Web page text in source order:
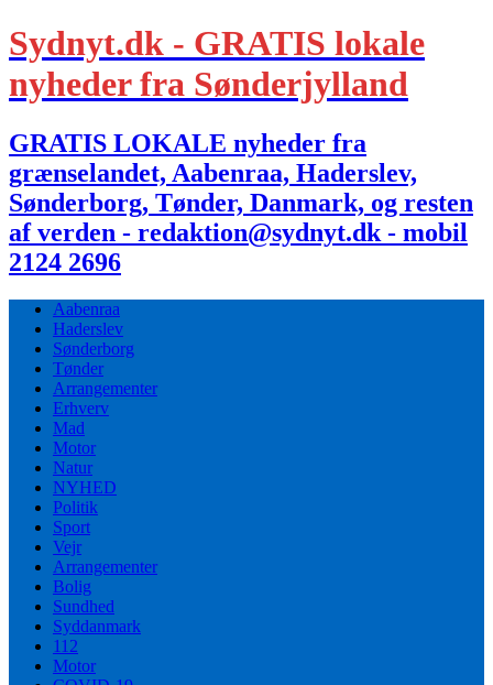
Sydnyt.dk - GRATIS lokale
nyheder fra Sønderjylland
GRATIS LOKALE nyheder fra
grænselandet, Aabenraa, Haderslev,
Sønderborg, Tønder, Danmark, og resten
af verden - redaktion@sydnyt.dk - mobil
2124 2696
Aabenraa
Haderslev
Sønderborg
Tønder
Arrangementer
Erhverv
Mad
Motor
Natur
NYHED
Politik
Sport
Vejr
Arrangementer
Bolig
Sundhed
Syddanmark
112
Motor